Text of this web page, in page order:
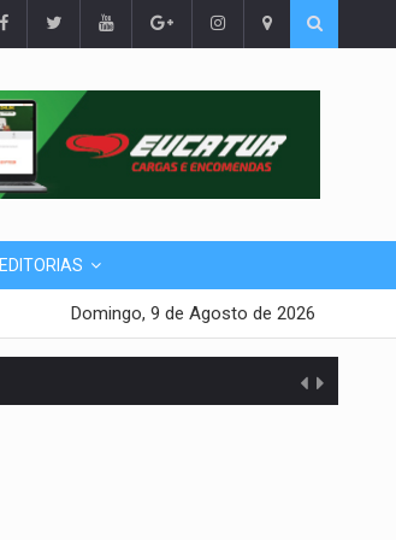
EDITORIAS
Domingo, 9 de Agosto de 2026